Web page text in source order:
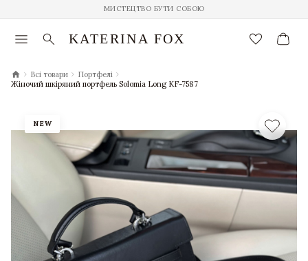
МИСТЕЦТВО БУТИ СОБОЮ
menu search KATERINA FOX favorite_border
chevron_right Всі товари chevron_right Портфелі chevron_right
Жіночий шкіряний портфель Solomia Long KF-7587
NEW